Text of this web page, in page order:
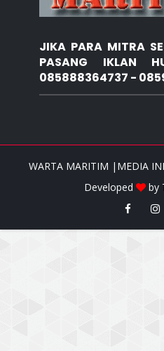
JIKA PARA MITRA
PASANG IKLAN
085888364737 -
WARTA MARITIM |MEDIA
Developed
by